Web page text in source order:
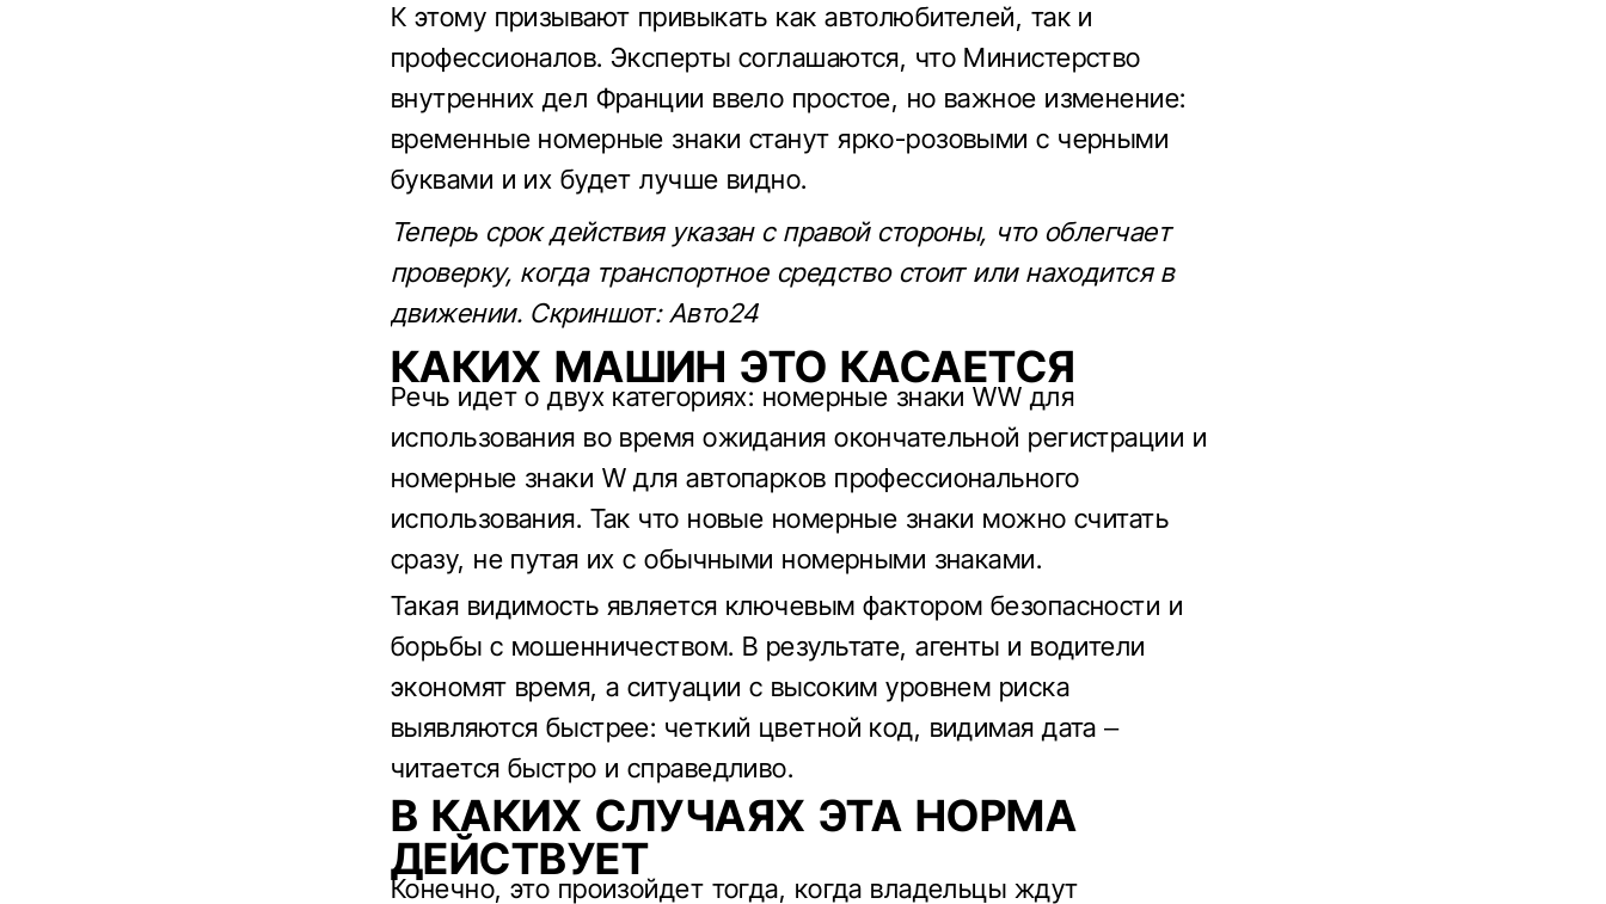
К этому призывают привыкать как автолюбителей, так и
профессионалов. Эксперты соглашаются, что Министерство
внутренних дел Франции ввело простое, но важное изменение:
временные номерные знаки станут ярко-розовыми с черными
буквами и их будет лучше видно.
Теперь срок действия указан с правой стороны, что облегчает
проверку, когда транспортное средство стоит или находится в
движении. Скриншот: Авто24
КАКИХ МАШИН ЭТО КАСАЕТСЯ
Речь идет о двух категориях: номерные знаки WW для
использования во время ожидания окончательной регистрации и
номерные знаки W для автопарков профессионального
использования. Так что новые номерные знаки можно считать
сразу, не путая их с обычными номерными знаками.
Такая видимость является ключевым фактором безопасности и
борьбы с мошенничеством. В результате, агенты и водители
экономят время, а ситуации с высоким уровнем риска
выявляются быстрее: четкий цветной код, видимая дата –
читается быстро и справедливо.
В КАКИХ СЛУЧАЯХ ЭТА НОРМА
ДЕЙСТВУЕТ
Конечно, это произойдет тогда, когда владельцы ждут